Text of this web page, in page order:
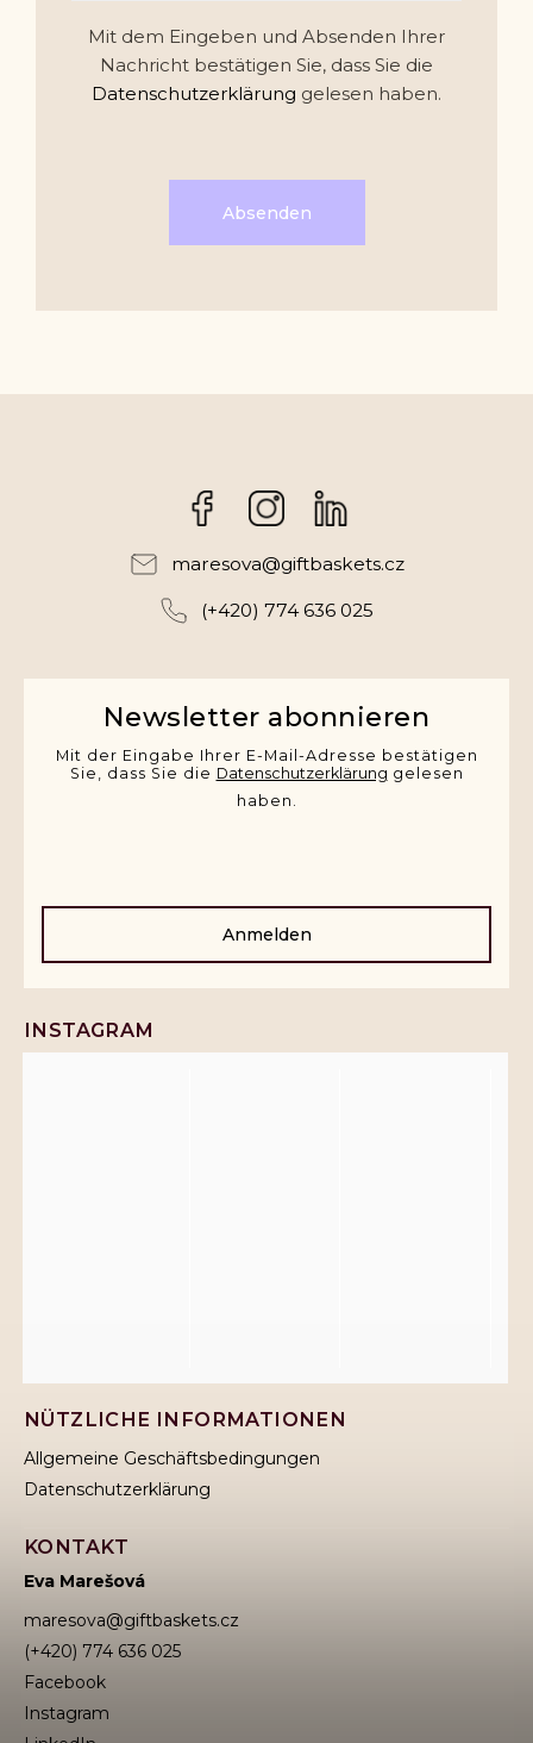
Mit dem Eingeben und Absenden Ihrer
Nachricht bestätigen Sie, dass Sie die
Datenschutzerklärung gelesen haben.
Absenden
FacebookInstagram
maresova@giftbaskets.cz
(+420) 774 636 025
Newsletter abonnieren
Mit der Eingabe Ihrer E-Mail-Adresse bestätigen
Sie, dass Sie die Datenschutzerklärung gelesen
haben.
Anmelden
NÜTZLICHE INFORMATIONEN
Allgemeine Geschäftsbedingungen
Datenschutzerklärung
KONTAKT
Eva Marešová
maresova@giftbaskets.cz
(+420) 774 636 025
Facebook
Instagram
INSTAGRAM